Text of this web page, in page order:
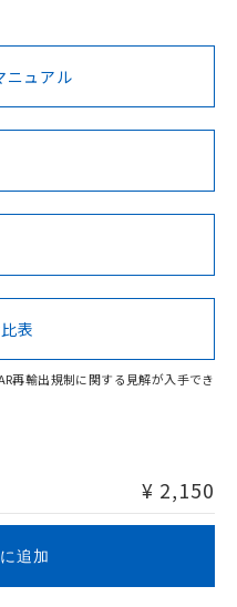
く前に、以下を必ずお読
Cd Cr(VI)
性があります。
ニュアル
表
再輸出規制に関する見解が入手でき
¥ 2,150
追加